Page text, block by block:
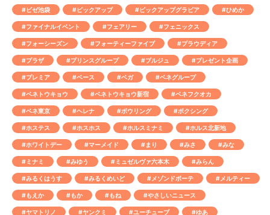
#ビゼ池袋 #ピックアップ #ピックアップグラビア #ひめか
#ファイナルイベント #フェアリー #フェニックス
#フォーシーズン #フォーティーファイブ #プラウディア
#プラザ #プリンスグループ #ブルジュ #プレゼント企画
#プレミア #ベース #ベガ #ベネグループ
#ベネトウキョウ #ベネトウキョウ新宿 #ベネフクオカ
#ベネ東京 #ヘレナ #ボウリング #ボクシング
#ホステス #ホスホス #ホルスミナミ #ホルス北新地
#ホワイトデー #マーメイド #まり #みさ #みな
#ミナミ #みゆう #ミュゼルヴァ六本木 #みらん
#みるくはうす #みるくめいど #メゾンドボーテ #メルティー
#もえか #もか #もね #やさしいニュース
#ヤマトリノ #ヤンクミ #ユーチューブ #ゆあ